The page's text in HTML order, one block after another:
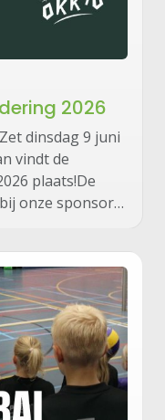
2026
dinsdag 9 juni
vindt de
plaats!De
onze sponsor…